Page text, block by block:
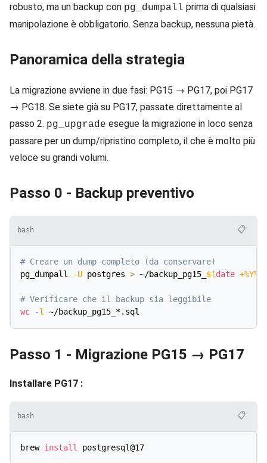
robusto, ma un backup con pg_dumpall prima di qualsiasi
manipolazione è obbligatorio. Senza backup, nessuna pietà.
Panoramica della strategia
La migrazione avviene in due fasi: PG15 → PG17, poi PG17
→ PG18. Se siete già su PG17, passate direttamente al
passo 2. pg_upgrade esegue la migrazione in loco senza
passare per un dump/ripristino completo, il che è molto più
veloce su grandi volumi.
Passo 0 - Backup preventivo
bash 📋
# Creare un dump completo (da conservare)
pg_dumpall
-U postgres > ~/backup_pg15_ $(date
# Verificare che il backup sia leggibile
wc
-l
Passo 1 - Migrazione PG15 → PG17
Installare PG17 :
bash 📋
brew install